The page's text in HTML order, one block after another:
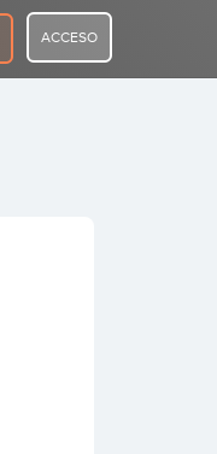
ACCESO